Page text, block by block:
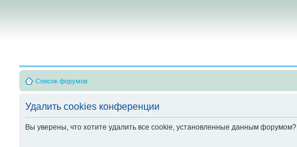
Список форумов
Удалить cookies конференции
Вы уверены, что хотите удалить все cookie, установленные данным форумом?